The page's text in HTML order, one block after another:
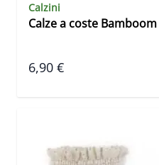
Calzini
Calze a coste
6,90 €